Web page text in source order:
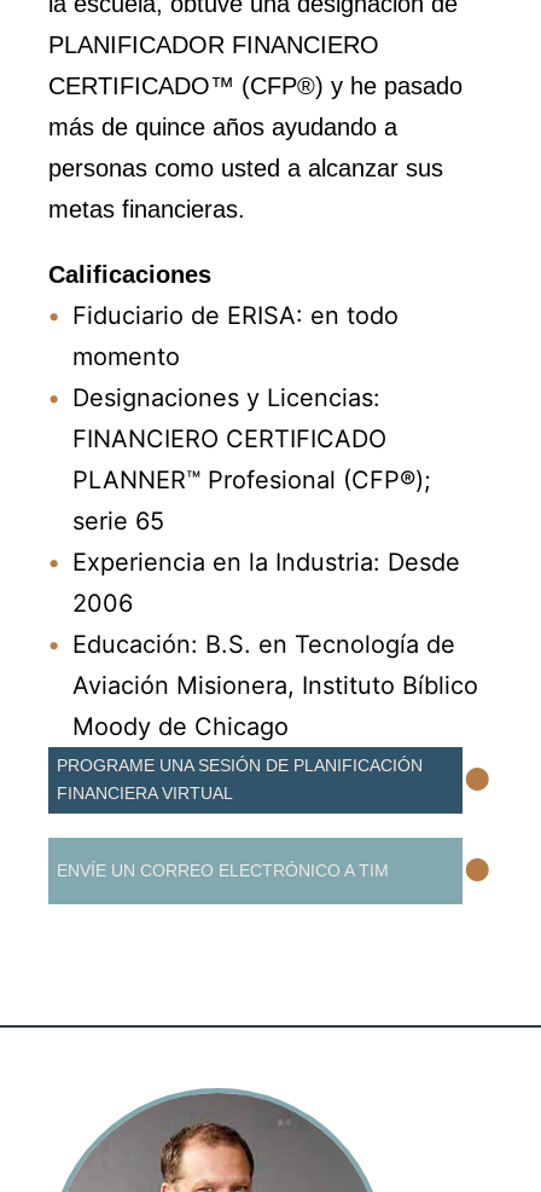
PLANIFICADOR FINANCIERO
CERTIFICADO™ (CFP®) y he pasado
más de quince años ayudando a
personas como usted a alcanzar sus
metas financieras.
Calificaciones
Fiduciario de ERISA: en todo
momento
Designaciones y Licencias:
FINANCIERO CERTIFICADO
PLANNER™ Profesional (CFP®);
serie 65
Experiencia en la Industria: Desde
2006
Educación: B.S. en Tecnología de
Aviación Misionera, Instituto Bíblico
Moody de Chicago
PROGRAME UNA SESIÓN DE PLANIFICACIÓN
FINANCIERA VIRTUAL
•
ENVÍE UN CORREO ELECTRÓNICO A TIM •